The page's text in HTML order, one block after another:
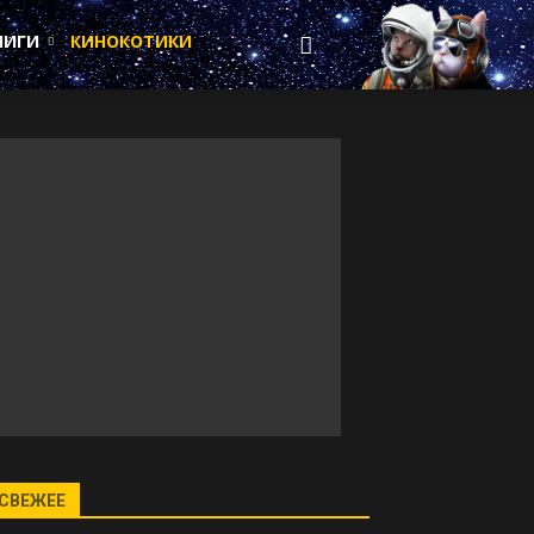
КИНОКОТИКИ